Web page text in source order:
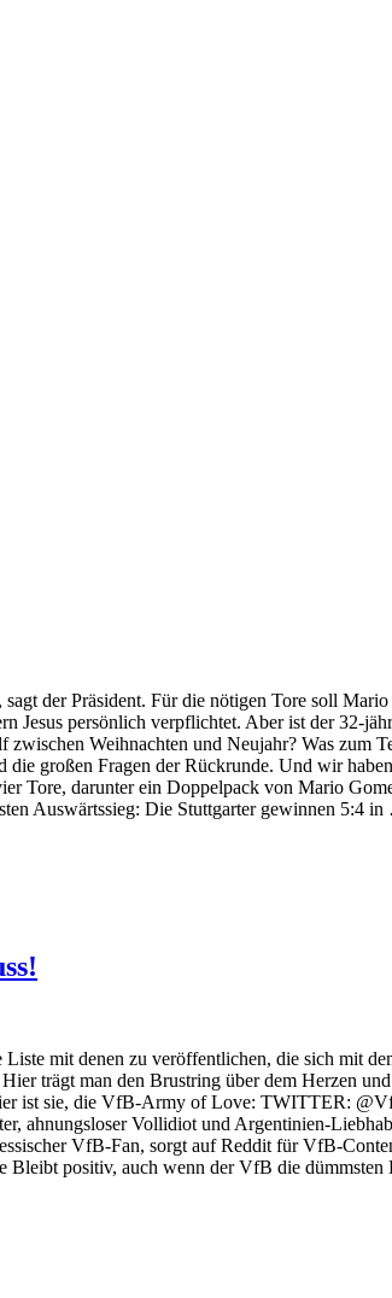
der Präsident. Für die nötigen Tore soll
Jesus persönlich verpflichtet. Aber ist der 32-
Weihnachten und Neujahr? Was zum
großen Fragen der Rückrunde. Und wir
Tore, darunter ein Doppelpack von Mario
Auswärtssieg: Die Stuttgarter gewinnen 5:4
Liste mit denen zu veröffentlichen, die sich mit
trägt man den Brustring über dem Herzen
ist sie, die VfB-Army of Love: TWITTER:
ahnungsloser Vollidiot und Argentinien-
VfB-Fan, sorgt auf Reddit für VfB-
positiv, auch wenn der VfB die